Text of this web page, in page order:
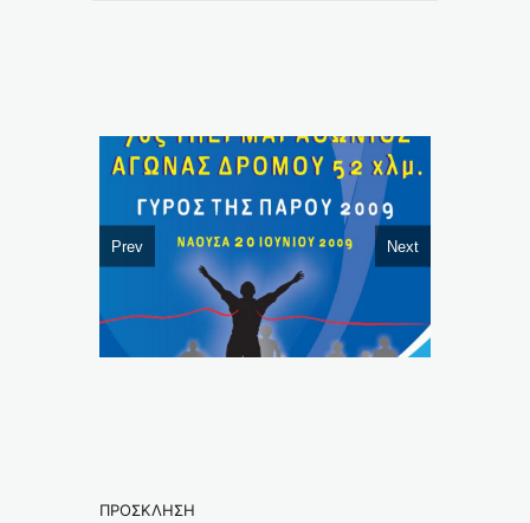
Prev Next
ΠΡΟΣΚΛΗΣΗ